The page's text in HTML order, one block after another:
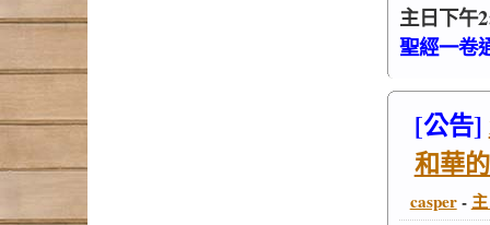
主日下午
聖經一卷
[公告]
和華
casper-